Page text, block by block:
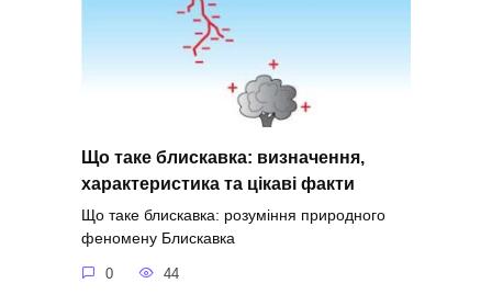
Що таке блискавка: визначення,
характеристика та цікаві факти
Що таке блискавка: розуміння природного
феномену Блискавка
0 44